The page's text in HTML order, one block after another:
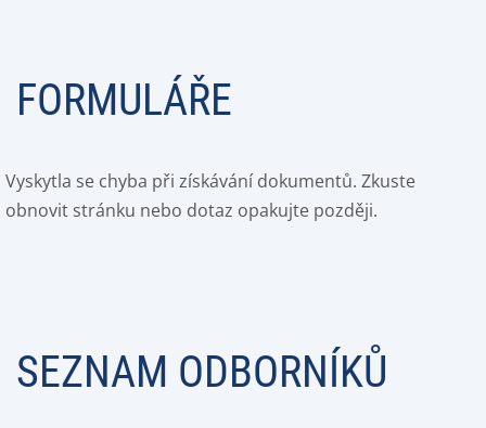
FORMULÁŘE
Vyskytla se chyba při získávání dokumentů. Zkuste
obnovit stránku nebo dotaz opakujte později.
SEZNAM ODBORNÍKŮ